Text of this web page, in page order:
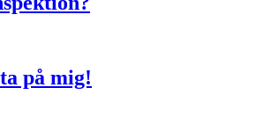
på mig!